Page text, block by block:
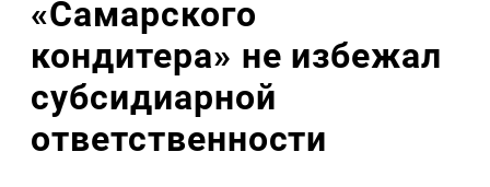
«Самарского
кондитера» не избежал
субсидиарной
ответственности